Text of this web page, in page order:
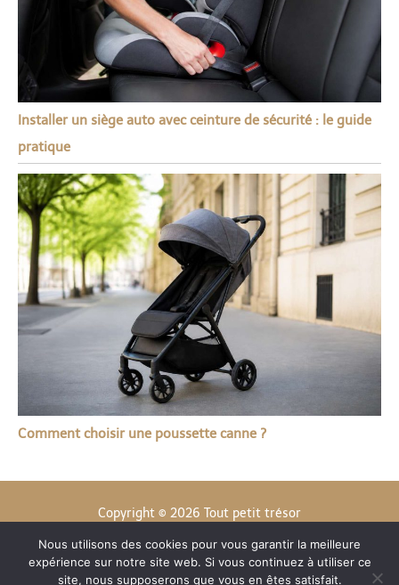
Installer un siège auto avec ceinture de sécurité : le guide
pratique
Comment choisir une poussette canne ?
Copyright © 2026 Tout petit trésor
Contact
Mentions légales
Nous utilisons des cookies pour vous garantir la meilleure
expérience sur notre site web. Si vous continuez à utiliser ce
site, nous supposerons que vous en êtes satisfait.